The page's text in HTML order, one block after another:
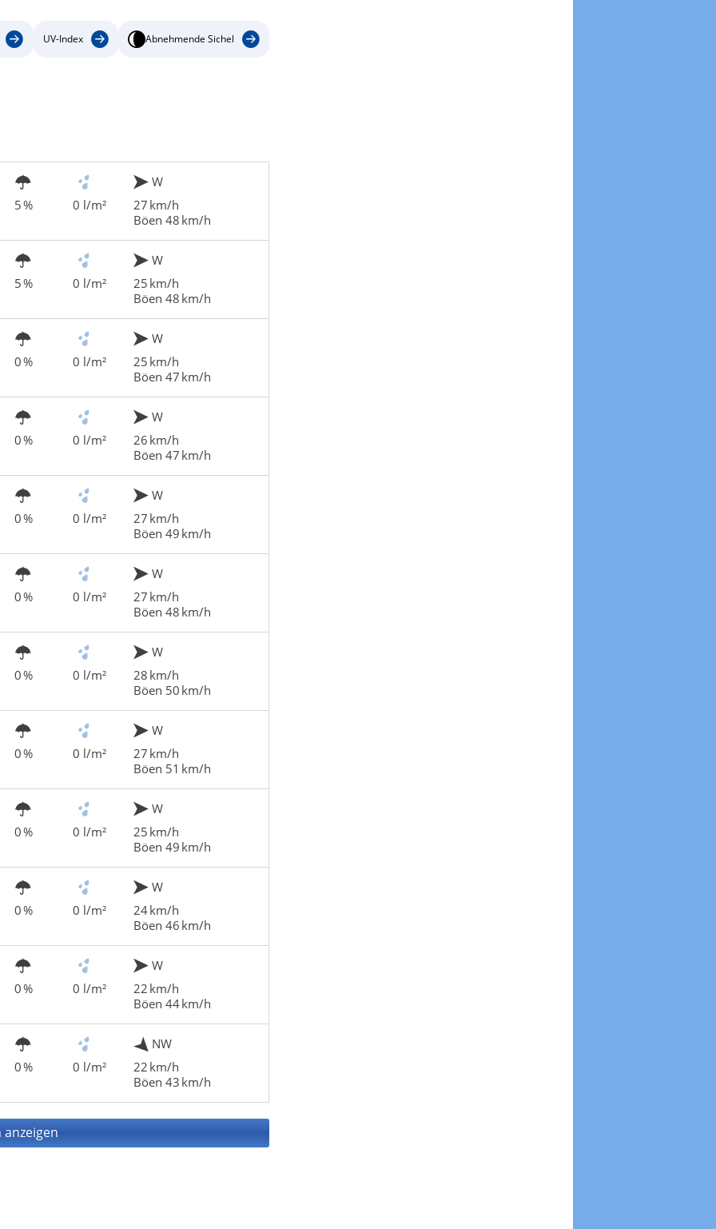
UV-Index Abnehmende Sichel
5 % 0 l/m²
W
27 km/h
Böen 48 km/h
5 % 0 l/m²
W
25 km/h
Böen 48 km/h
0 % 0 l/m²
W
25 km/h
Böen 47 km/h
0 % 0 l/m²
W
26 km/h
Böen 47 km/h
0 % 0 l/m²
W
27 km/h
Böen 49 km/h
0 % 0 l/m²
W
27 km/h
Böen 48 km/h
0 % 0 l/m²
W
28 km/h
Böen 50 km/h
0 % 0 l/m²
W
27 km/h
Böen 51 km/h
0 % 0 l/m²
W
25 km/h
Böen 49 km/h
0 % 0 l/m²
W
24 km/h
Böen 46 km/h
0 % 0 l/m²
W
22 km/h
Böen 44 km/h
0 % 0 l/m²
NW
22 km/h
Böen 43 km/h